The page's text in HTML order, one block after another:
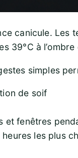
canicule. Les
39°C à
simples
de soif
et fenêtres
les plus